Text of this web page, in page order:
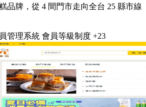
品牌，從 4 間門市走向全台 25 縣市線
管理系統 會員等級制度 +23